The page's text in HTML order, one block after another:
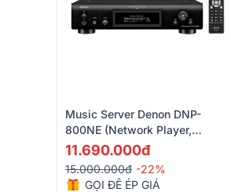
Music Server Denon DNP-
800NE (Network Player,
Bluetooth, Wifi, Airplay 2)
11.690.000đ
15.000.000đ -22%
GỌI ĐỂ ÉP GIÁ